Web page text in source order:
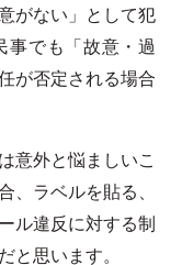
がない」として犯
事でも「故意・過
が否定される場合
意外と悩ましいこ
、ラベルを貼る、
ル違反に対する制
思います。